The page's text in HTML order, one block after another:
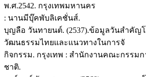
พ.ศ.2542. กรุงเทพมหานคร
: นานมีบุ๊คพับลิเคชั่นส์.
บุญลือ วันทายนต์. (2537).ข้อมูลวันสำคัญ
วัฒนธรรมไทยและแนวทางในการจั
กิจกรรม. กรุงเทพ : สำนักงานคณะกรรม
ชาติ.